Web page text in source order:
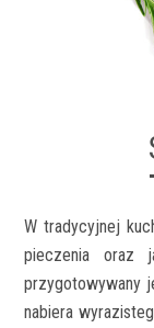
W tradycyjnej
pieczenia oraz
przygotowywany
nabiera